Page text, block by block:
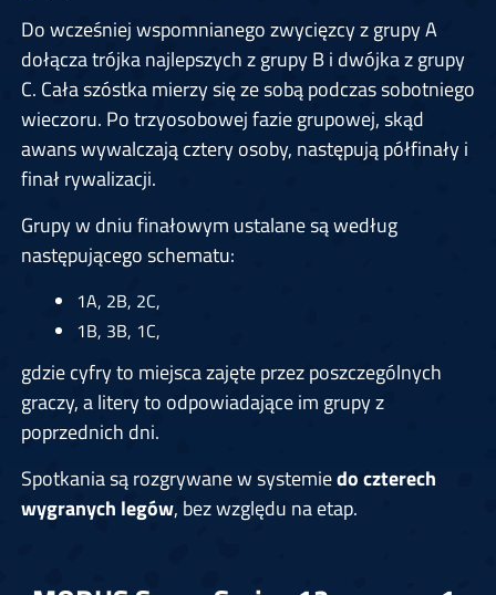
Do wcześniej wspomnianego zwycięzcy z grupy A
dołącza trójka najlepszych z grupy B i dwójka z grupy
C. Cała szóstka mierzy się ze sobą podczas sobotniego
wieczoru. Po trzyosobowej fazie grupowej, skąd
awans wywalczają cztery osoby, następują półfinały i
finał rywalizacji.
Grupy w dniu finałowym ustalane są według
następującego schematu:
1A, 2B, 2C,
1B, 3B, 1C,
gdzie cyfry to miejsca zajęte przez poszczególnych
graczy, a litery to odpowiadające im grupy z
poprzednich dni.
Spotkania są rozgrywane w systemiedo czterech
wygranych legów, bez względu na etap.